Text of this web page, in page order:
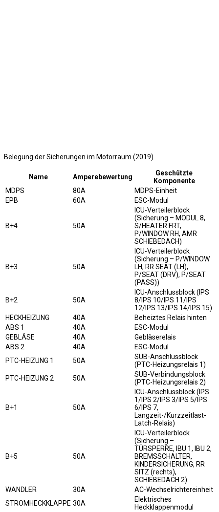
Belegung der Sicherungen im Motorraum (2019)
Name Amperebewertung
Geschützte
Komponente
MDPS
80A
MDPS-Einheit
EPB
60A ESC-Modul
B+4 50A
ICU-Verteilerblock
(Sicherung – MODUL 8,
S/HEATER FRT,
P/WINDOW RH, AMR
SCHIEBEDACH)
B+3 50A
ICU-Verteilerblock
(Sicherung – P/WINDOW
LH, RR SEAT (LH),
P/SEAT (DRV), P/SEAT
(PASS))
B+2 50A
ICU-Anschlussblock (IPS
8/IPS 10/IPS 11/IPS
12/IPS 13/IPS 14/IPS 15)
HECKHEIZUNG
40A
Beheiztes Relais hinten
ABS 1
40A
ESC-Modul
GEBLÄSE
40A
Gebläserelais
ABS 2
40A
ESC-Modul
PTC-HEIZUNG 1
50A
SUB-Anschlussblock
(PTC-Heizungsrelais 1)
PTC-HEIZUNG 2
50A
SUB-Verbindungsblock
(PTC-Heizungsrelais 2)
B+1 50A
ICU-Anschlussblock (IPS
1/IPS 2/IPS 3/IPS 5/IPS
6/IPS 7,
Langzeit-/Kurzzeitlast-
Latch-Relais)
B+5 50A
ICU-Verteilerblock
(Sicherung –
TÜRSPERRE, IBU 1, IBU 2,
BREMSSCHALTER,
KINDERSICHERUNG, RR
SITZ (rechts),
SCHIEBEDACH 2)
WANDLER
30A
AC-Wechselrichtereinheit
STROMHECKKLAPPE 30A
Elektrisches
Heckklappenmodul